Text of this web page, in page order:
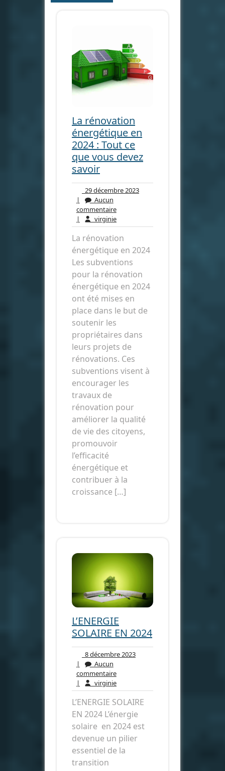
La rénovation
énergétique en
2024 : Tout ce
que vous devez
savoir
29 décembre 202329
|
Aucun
commentaireAucun
commentaire
| virginievirginie
La rénovation
énergétique en 2024
Les subventions
pour la rénovation
énergétique en 2024
ont été mises en
place dans le but de
soutenir les
propriétaires dans
leurs projets de
rénovations. Ces
subventions visent à
encourager les
travaux de
rénovation pour
améliorer la qualité
de vie des citoyens,
promouvoir
l’efficacité
énergétique et
contribuer à la
croissance […]
L’ENERGIE
SOLAIRE EN 2024
8 décembre 20238
|
Aucun
commentaireAucun
commentaire
| virginievirginie
L’ENERGIE SOLAIRE
EN 2024 L’énergie
solaire en 2024 est
devenue un pilier
essentiel de la
transition